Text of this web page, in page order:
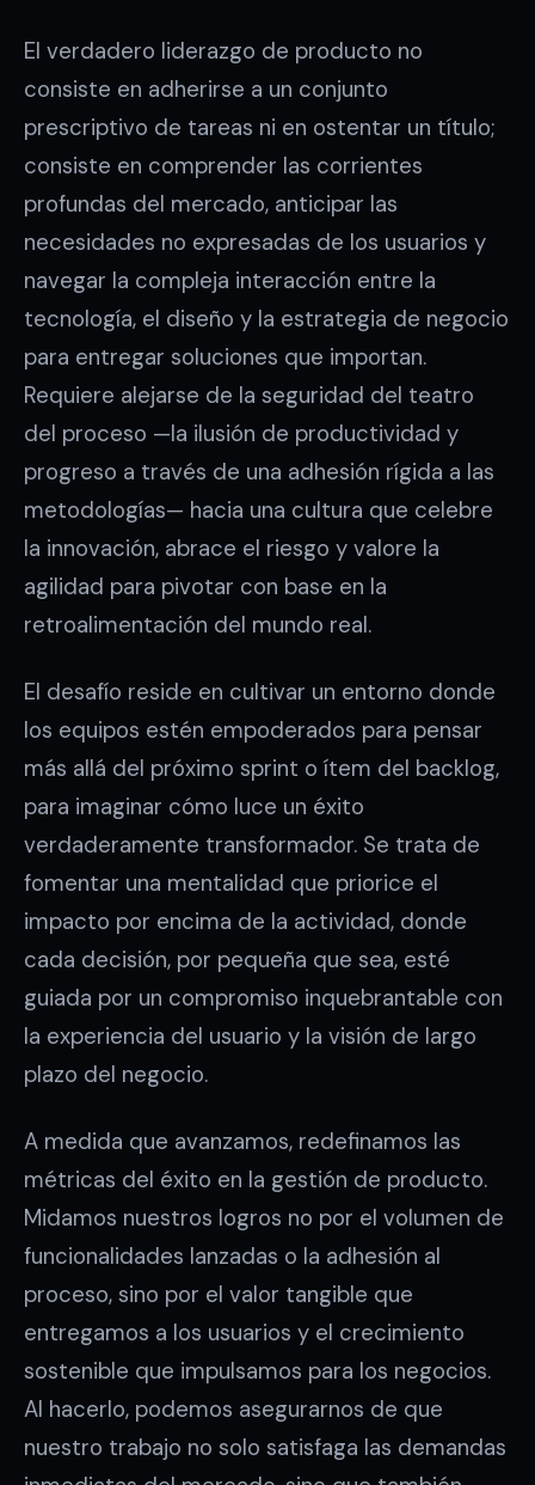
El verdadero liderazgo de producto no
consiste en adherirse a un conjunto
prescriptivo de tareas ni en ostentar un título;
consiste en comprender las corrientes
profundas del mercado, anticipar las
necesidades no expresadas de los usuarios y
navegar la compleja interacción entre la
tecnología, el diseño y la estrategia de negocio
para entregar soluciones que importan.
Requiere alejarse de la seguridad del teatro
del proceso —la ilusión de productividad y
progreso a través de una adhesión rígida a las
metodologías— hacia una cultura que celebre
la innovación, abrace el riesgo y valore la
agilidad para pivotar con base en la
retroalimentación del mundo real.
El desafío reside en cultivar un entorno donde
los equipos estén empoderados para pensar
más allá del próximo sprint o ítem del backlog,
para imaginar cómo luce un éxito
verdaderamente transformador. Se trata de
fomentar una mentalidad que priorice el
impacto por encima de la actividad, donde
cada decisión, por pequeña que sea, esté
guiada por un compromiso inquebrantable con
la experiencia del usuario y la visión de largo
plazo del negocio.
A medida que avanzamos, redefinamos las
métricas del éxito en la gestión de producto.
Midamos nuestros logros no por el volumen de
funcionalidades lanzadas o la adhesión al
proceso, sino por el valor tangible que
entregamos a los usuarios y el crecimiento
sostenible que impulsamos para los negocios.
Al hacerlo, podemos asegurarnos de que
nuestro trabajo no solo satisfaga las demandas